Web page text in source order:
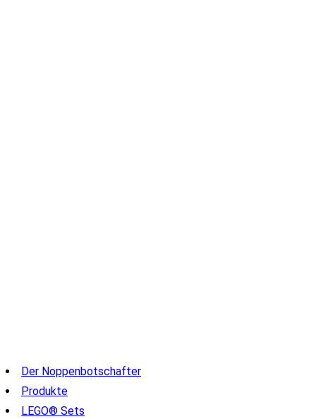
Der Noppenbotschafter
Produkte
LEGO® Sets